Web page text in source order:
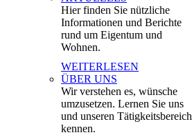
Hier finden Sie nützliche
Informationen und Berichte
rund um Eigentum und
Wohnen.
WEITERLESEN
ÜBER UNS
Wir verstehen es, wünsche
umzusetzen. Lernen Sie uns
und unseren Tätigkeitsbereich
kennen.